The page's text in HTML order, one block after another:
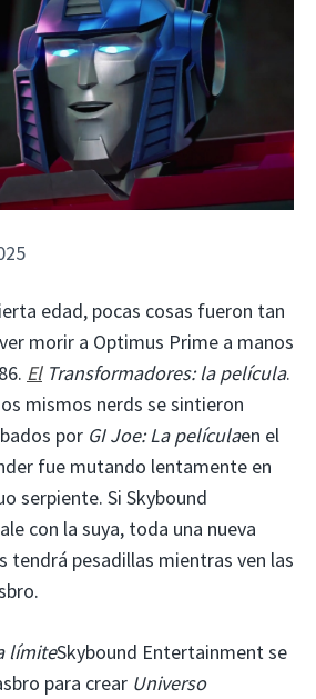
edad, pocas cosas fueron tan
morir a Optimus Prime a manos
ElTransformadores: la película.
mismos nerds se sintieron
por GI Joe: La películaen el
fue mutando lentamente en
serpiente. Si Skybound
con la suya, toda una nueva
tendrá pesadillas mientras ven las
límiteSkybound Entertainment se
para crear Universo